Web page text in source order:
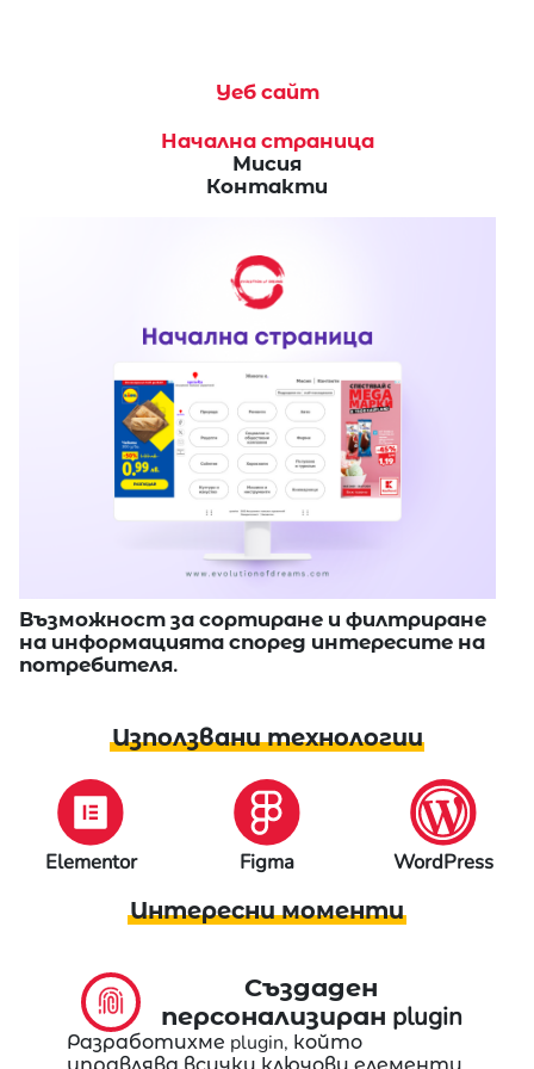
Уеб сайт
Начална страница
Мисия
Контакти
Възможност за сортиране и филтриране
на информацията според интересите на
потребителя.
Използвани технологии
Figma WordPress
Elementor
Интересни моменти
Създаден
персонализиран plugin
Разработихме plugin, който